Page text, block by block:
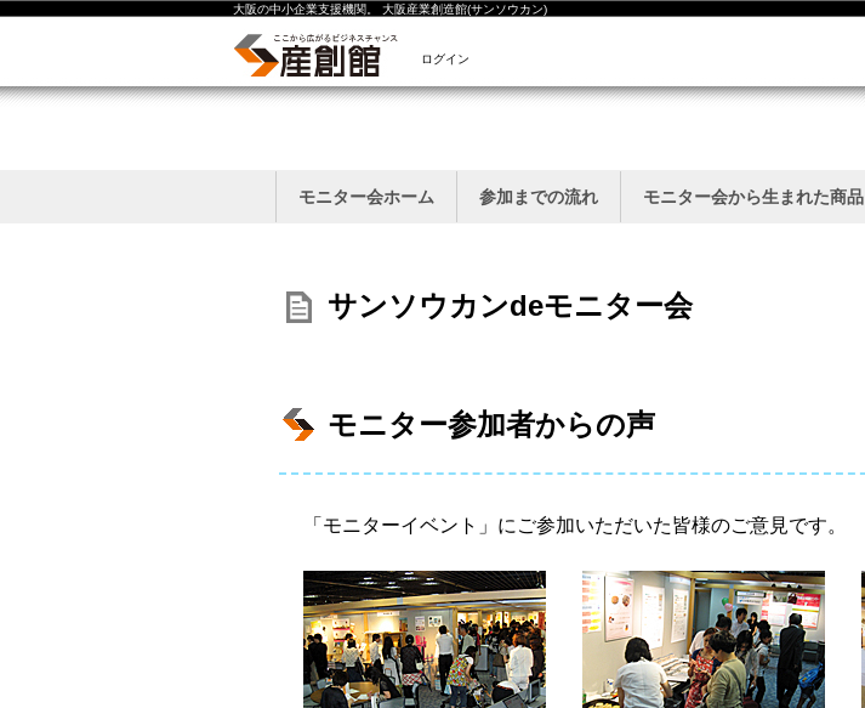
大阪の中小企業支援機関。 大阪産業創造館(サンソウカン)
ログイン
モニター会ホーム 参加までの流れ モニター会から生まれた商品
サンソウカンdeモニター会
モニター参加者からの声
「モニターイベント」にご参加いただいた皆様のご意見です。